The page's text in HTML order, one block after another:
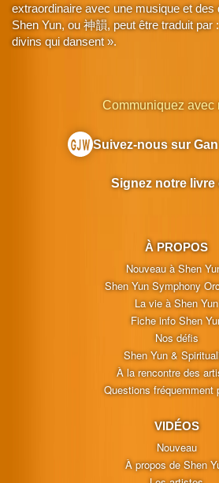
extraordinaire avec une musique et des
Shen Yun, ou 神韻, peut être traduit par
divins qui dansent ».
À PROPOS
Nouveau à Shen
Shen Yun Symphony
La vie à Shen Yun
Fiche info Shen
Nos défis
Shen Yun &
À la rencontre des
Questions fréquemment
VIDÉOS
Nouveau
À propos de Shen
Communiquez avec
Suivez-nous sur
Signez notre livre